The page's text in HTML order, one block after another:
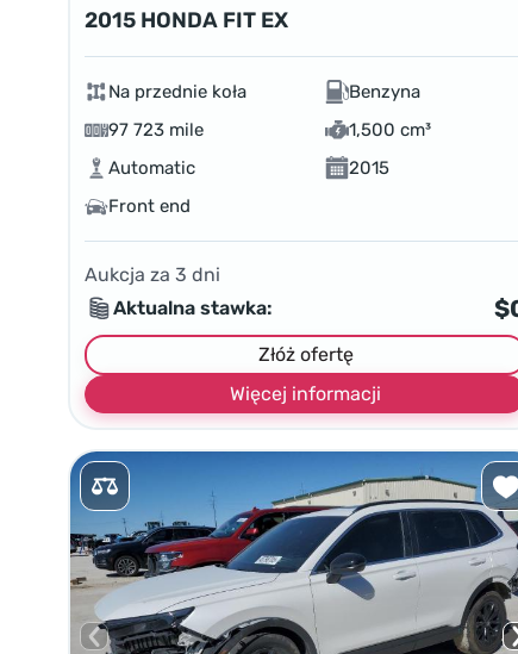
2015 HONDA FIT EX
Na przednie koła
Benzyna
97 723 mile
1,500 cm³
Automatic
2015
Front end
Aukcja za 3 dni
Aktualna stawka:
Złóż ofertę
Więcej informacji